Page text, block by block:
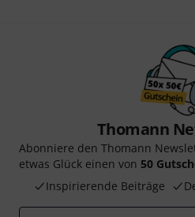
Thomann
Abonniere den Thomann
etwas Glück einen von 50
Inspirierende Beiträge